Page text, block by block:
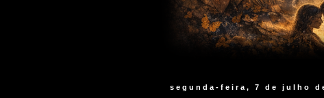
segunda-feira, 7 de julho